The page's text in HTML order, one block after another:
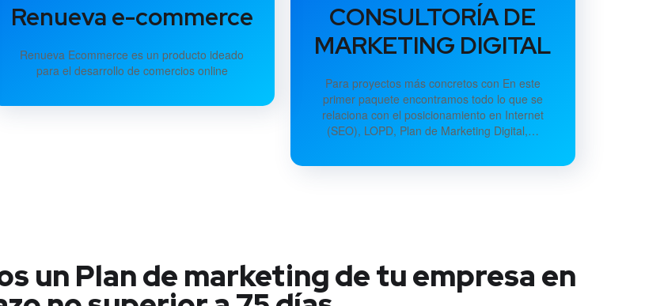
Renueva e-commerce
Renueva Ecommerce es un producto ideado
para el desarrollo de comercios online
CONSULTORÍA DE
MARKETING DIGITAL
Para proyectos más concretos con En este
primer paquete encontramos todo lo que se
relaciona con el posicionamiento en Internet
(SEO), LOPD, Plan de Marketing Digital,…
un Plan de marketing de tu empresa en